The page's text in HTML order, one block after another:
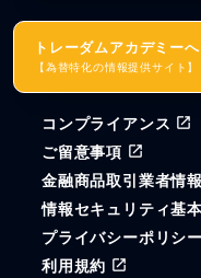
トレーダムアカデミーへ
【為替特化の情報提供サイト】
コンプライアンス
ご留意事項
金融商品取引業者情報
情報セキュリティ基
プライバシーポリシー
利用規約